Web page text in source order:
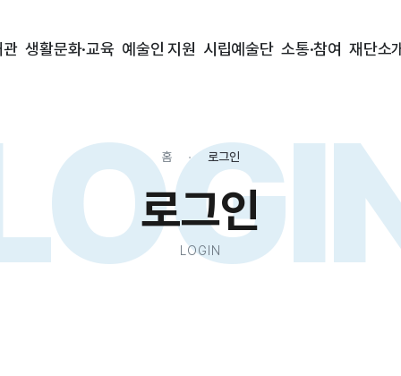
관 생활문화·교육 예술인 지원 시립예술단 소통·참여 재단소
홈 로그인
로그인
LOGIN